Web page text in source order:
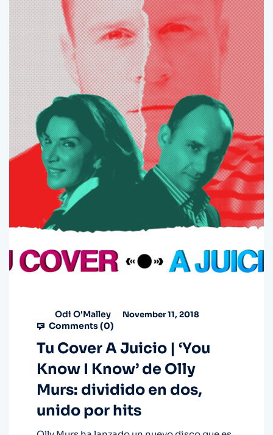
Odi O'Malley November 11, 2018
Comments (0)
Tu Cover A Juicio | ‘You
Know I Know’ de Olly
Murs: dividido en dos,
unido por hits